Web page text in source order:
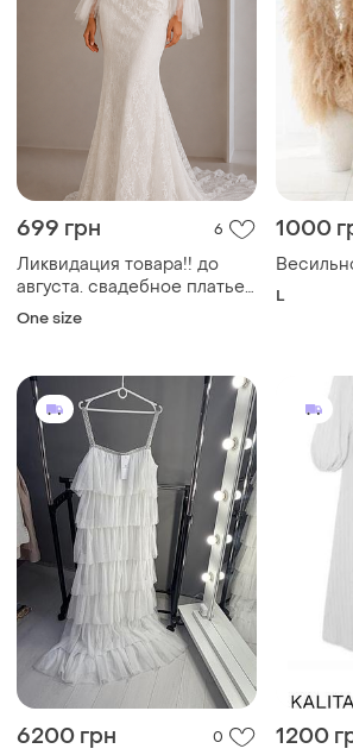
699 грн 6
Ликвидация товара!!️ до
августа. свадебное платье
шлейф длинный рукав по
One size
1000
L
6200 грн 0 1200